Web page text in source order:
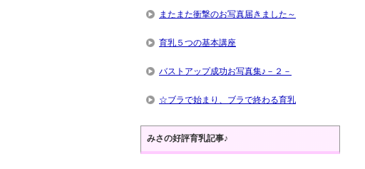
またまた衝撃のお写真届きました～
育乳５つの基本講座
バストアップ成功お写真集♪－２－
☆ブラで始まり、ブラで終わる育乳
みさの好評育乳記事♪